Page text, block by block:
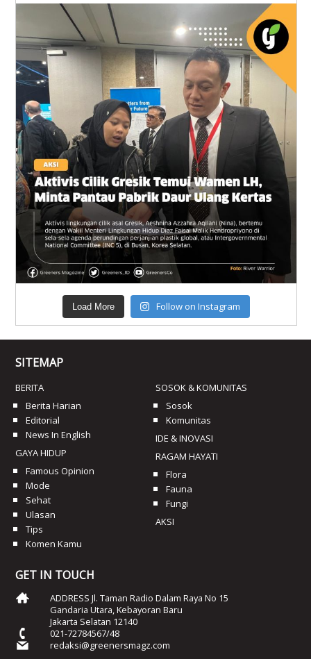
Load More Follow on Instagram
SITEMAP
BERITA
Berita Harian
Editorial
News In English
GAYA HIDUP
Famous Opinion
Mode
Sehat
Ulasan
Tips
Komen Kamu
SOSOK & KOMUNITAS
Sosok
Komunitas
IDE & INOVASI
RAGAM HAYATI
Flora
Fauna
Fungi
AKSI
GET IN TOUCH
ADDRESS Jl. Taman Radio Dalam Raya No 15
Gandaria Utara, Kebayoran Baru
Jakarta Selatan 12140
021-72784567/48
redaksi@greenersmagz.com